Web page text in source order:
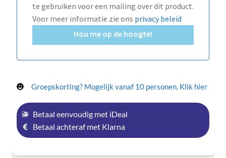
te gebruiken voor een mailing over dit product.
Voor meer informatie zie ons privacy beleid
Hou me op de hoogte!
Groepskorting? Mogelijk vanaf 10 personen. Klik hier
Betaal eenvoudig met iDeal
Betaal achteraf met Klarna